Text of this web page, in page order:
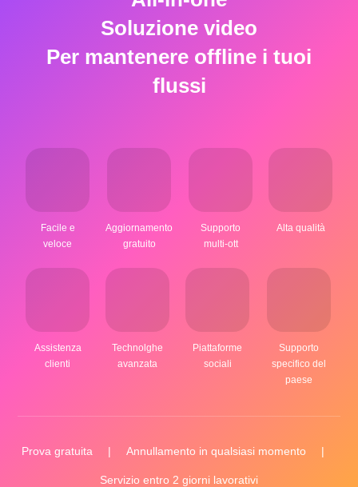
Soluzione video
Per mantenere offline i tuoi
flussi
Facile e
veloce
Aggiornamento
gratuito
Supporto
multi-ott
Alta qualità
Assistenza
clienti
Technolghe
avanzata
Piattaforme
sociali
Supporto
specifico del
paese
Prova gratuita | Annullamento in qualsiasi momento |
Servizio entro 2 giorni lavorativi